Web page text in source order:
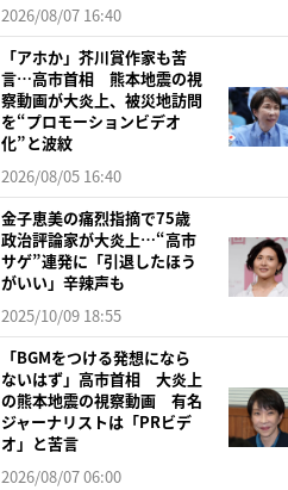
2026/08/07 16:40
「アホか」芥川賞作家も苦
言…高市首相 熊本地震の視
察動画が大炎上、被災地訪問
を“プロモーションビデオ
化”と波紋
2026/08/05 16:40
金子恵美の痛烈指摘で75歳
政治評論家が大炎上…“高市
サゲ”連発に「引退したほう
がいい」辛辣声も
2025/10/09 18:55
「BGMをつける発想になら
ないはず」高市首相 大炎上
の熊本地震の視察動画 有名
ジャーナリストは「PRビデ
オ」と苦言
2026/08/07 06:00